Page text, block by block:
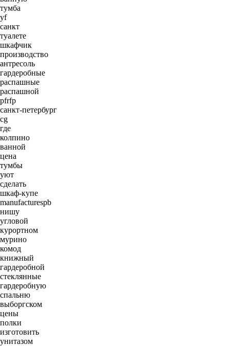
тумба
yf
санкт
туалете
шкафчик
производство
антресоль
гардеробные
распашные
распашной
pfrfp
санкт-петербург
cg
где
колпино
ванной
цена
тумбы
уют
сделать
шкаф-купе
manufacturespb
нишу
угловой
курортном
мурино
комод
книжный
гардеробной
стеклянные
гардеробную
спальню
выборгском
цены
полки
изготовить
унитазом